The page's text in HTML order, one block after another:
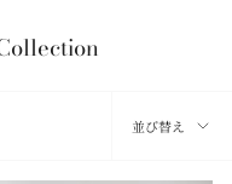
並
び
並び替え